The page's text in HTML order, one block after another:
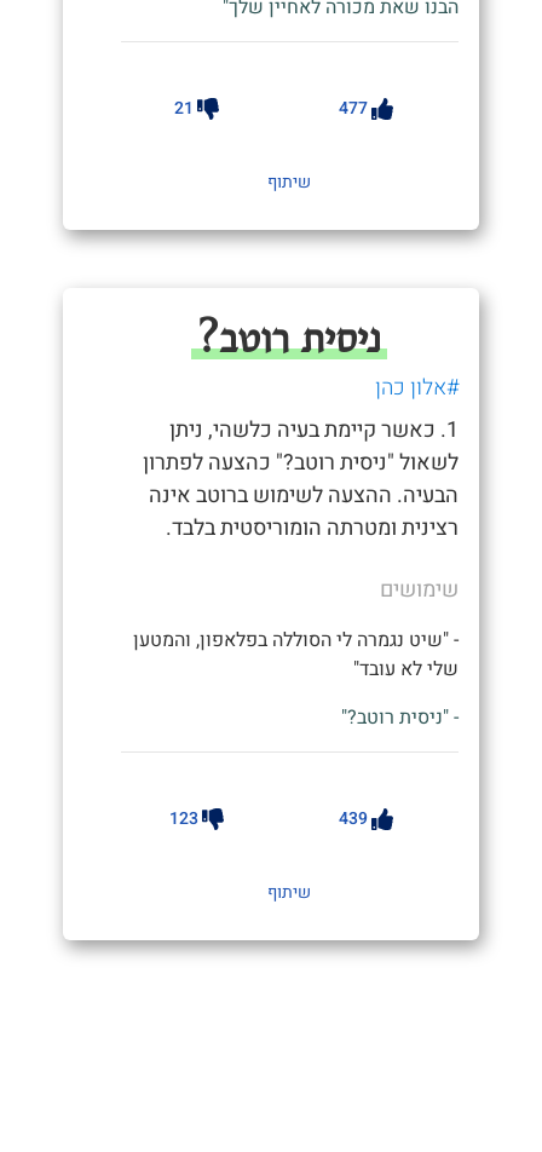
הבנו שאת מכורה לאחיין שלך"
477
21
שיתוף
ניסית רוטב?
#אלון כהן
1. כאשר קיימת בעיה כלשהי, ניתן
לשאול "ניסית רוטב?" כהצעה לפתרון
הבעיה. ההצעה לשימוש ברוטב אינה
רצינית ומטרתה הומוריסטית בלבד.
שימושים
- "שיט נגמרה לי הסוללה בפלאפון, והמטען
שלי לא עובד"
- "ניסית רוטב?"
439
123
שיתוף